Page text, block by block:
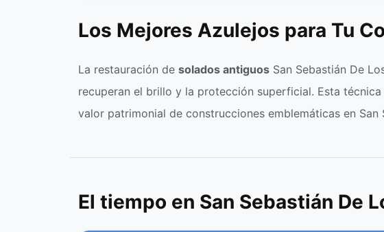
Los Mejores Azulejos para Tu
La restauración de solados antiguos San Sebastián De
recuperan el brillo y la protección superficial. Esta
valor patrimonial de construcciones emblemáticas en San
El tiempo en San Sebastián De